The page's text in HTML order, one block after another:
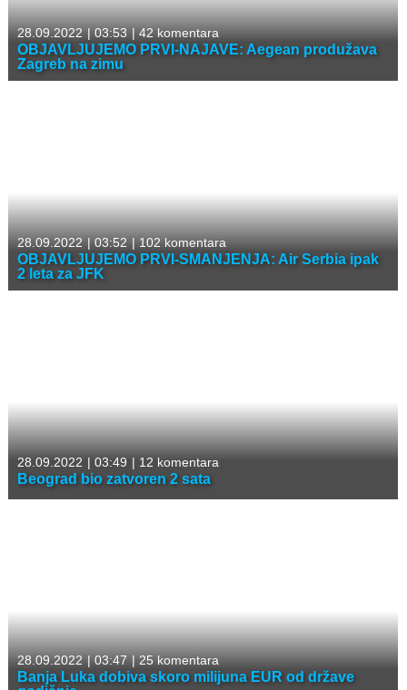
28.09.2022 |03:53 |42 komentara
OBJAVLJUJEMO PRVI-NAJAVE: Aegean produžava
Zagreb na zimu
28.09.2022 |03:52 |102 komentara
OBJAVLJUJEMO PRVI-SMANJENJA: Air Serbia ipak
2 leta za JFK
28.09.2022 | 03:49 | 12 komentara
Beograd bio zatvoren 2 sata
28.09.2022 |03:47 |25 komentara
Banja Luka dobiva skoro milijuna EUR od države